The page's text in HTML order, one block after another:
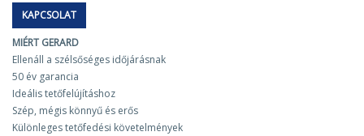
KAPCSOLAT
MIÉRT GERARD
Ellenáll a szélsőséges időjárásnak
50 év garancia
Ideális tetőfelújításhoz
Szép, mégis könnyű és erős
Különleges tetőfedési követelmények